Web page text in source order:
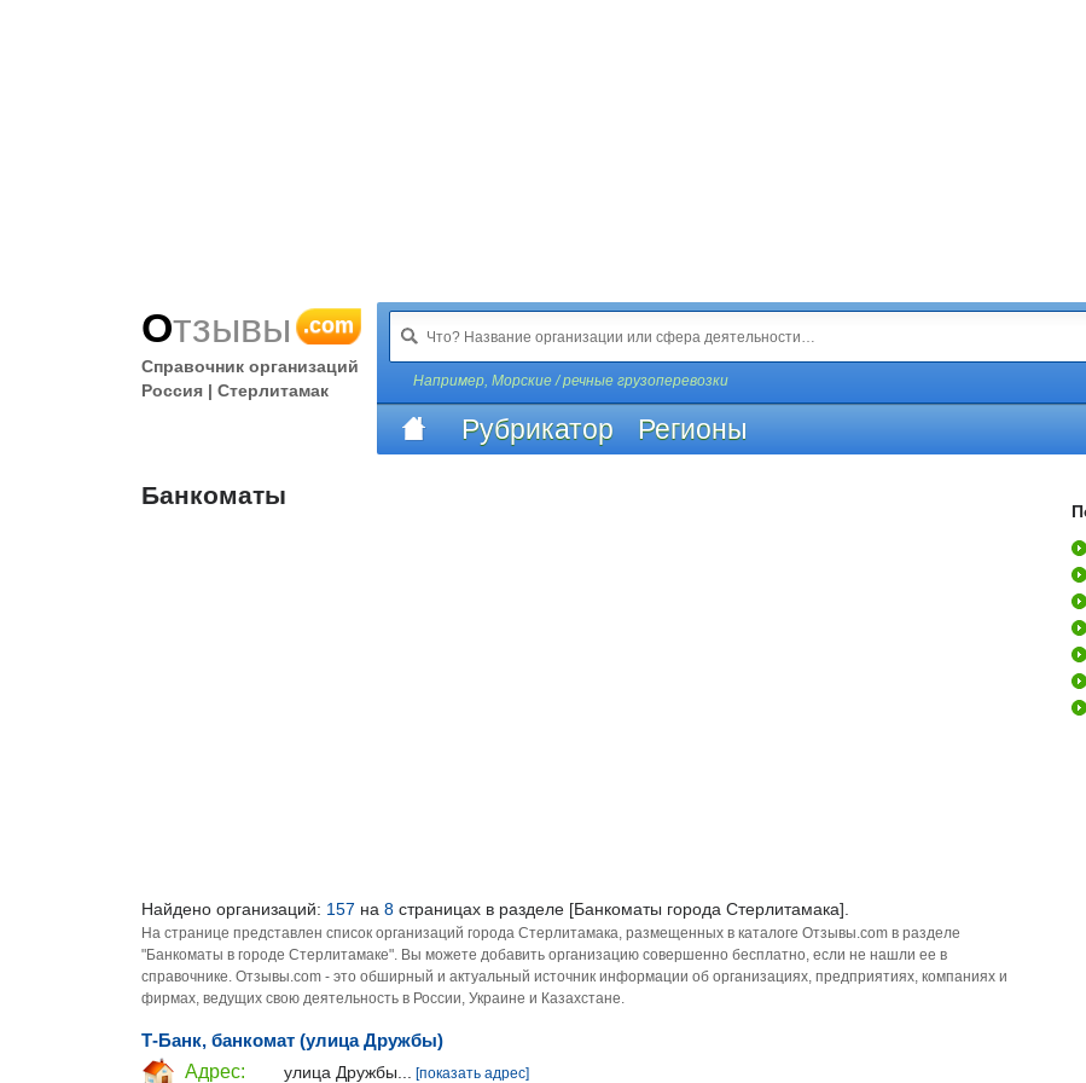
Отзывы .com
Справочник организаций
Россия | Стерлитамак
Например, Морские / речные грузоперевозки
Рубрикатор Регионы
Банкоматы
Найдено организаций: 157 на 8 страницах в разделе [Банкоматы города Стерлитамака].
На странице представлен список организаций города Стерлитамака, размещенных в каталоге Отзывы.com в разделе
"Банкоматы в городе Стерлитамаке". Вы можете добавить организацию совершенно бесплатно, если не нашли ее в
справочнике. Отзывы.com - это обширный и актуальный источник информации об организациях, предприятиях, компаниях и
фирмах, ведущих свою деятельность в России, Украине и Казахстане.
Т-Банк, банкомат (улица Дружбы)
Адрес:
улица Дружбы...
[показать адрес]